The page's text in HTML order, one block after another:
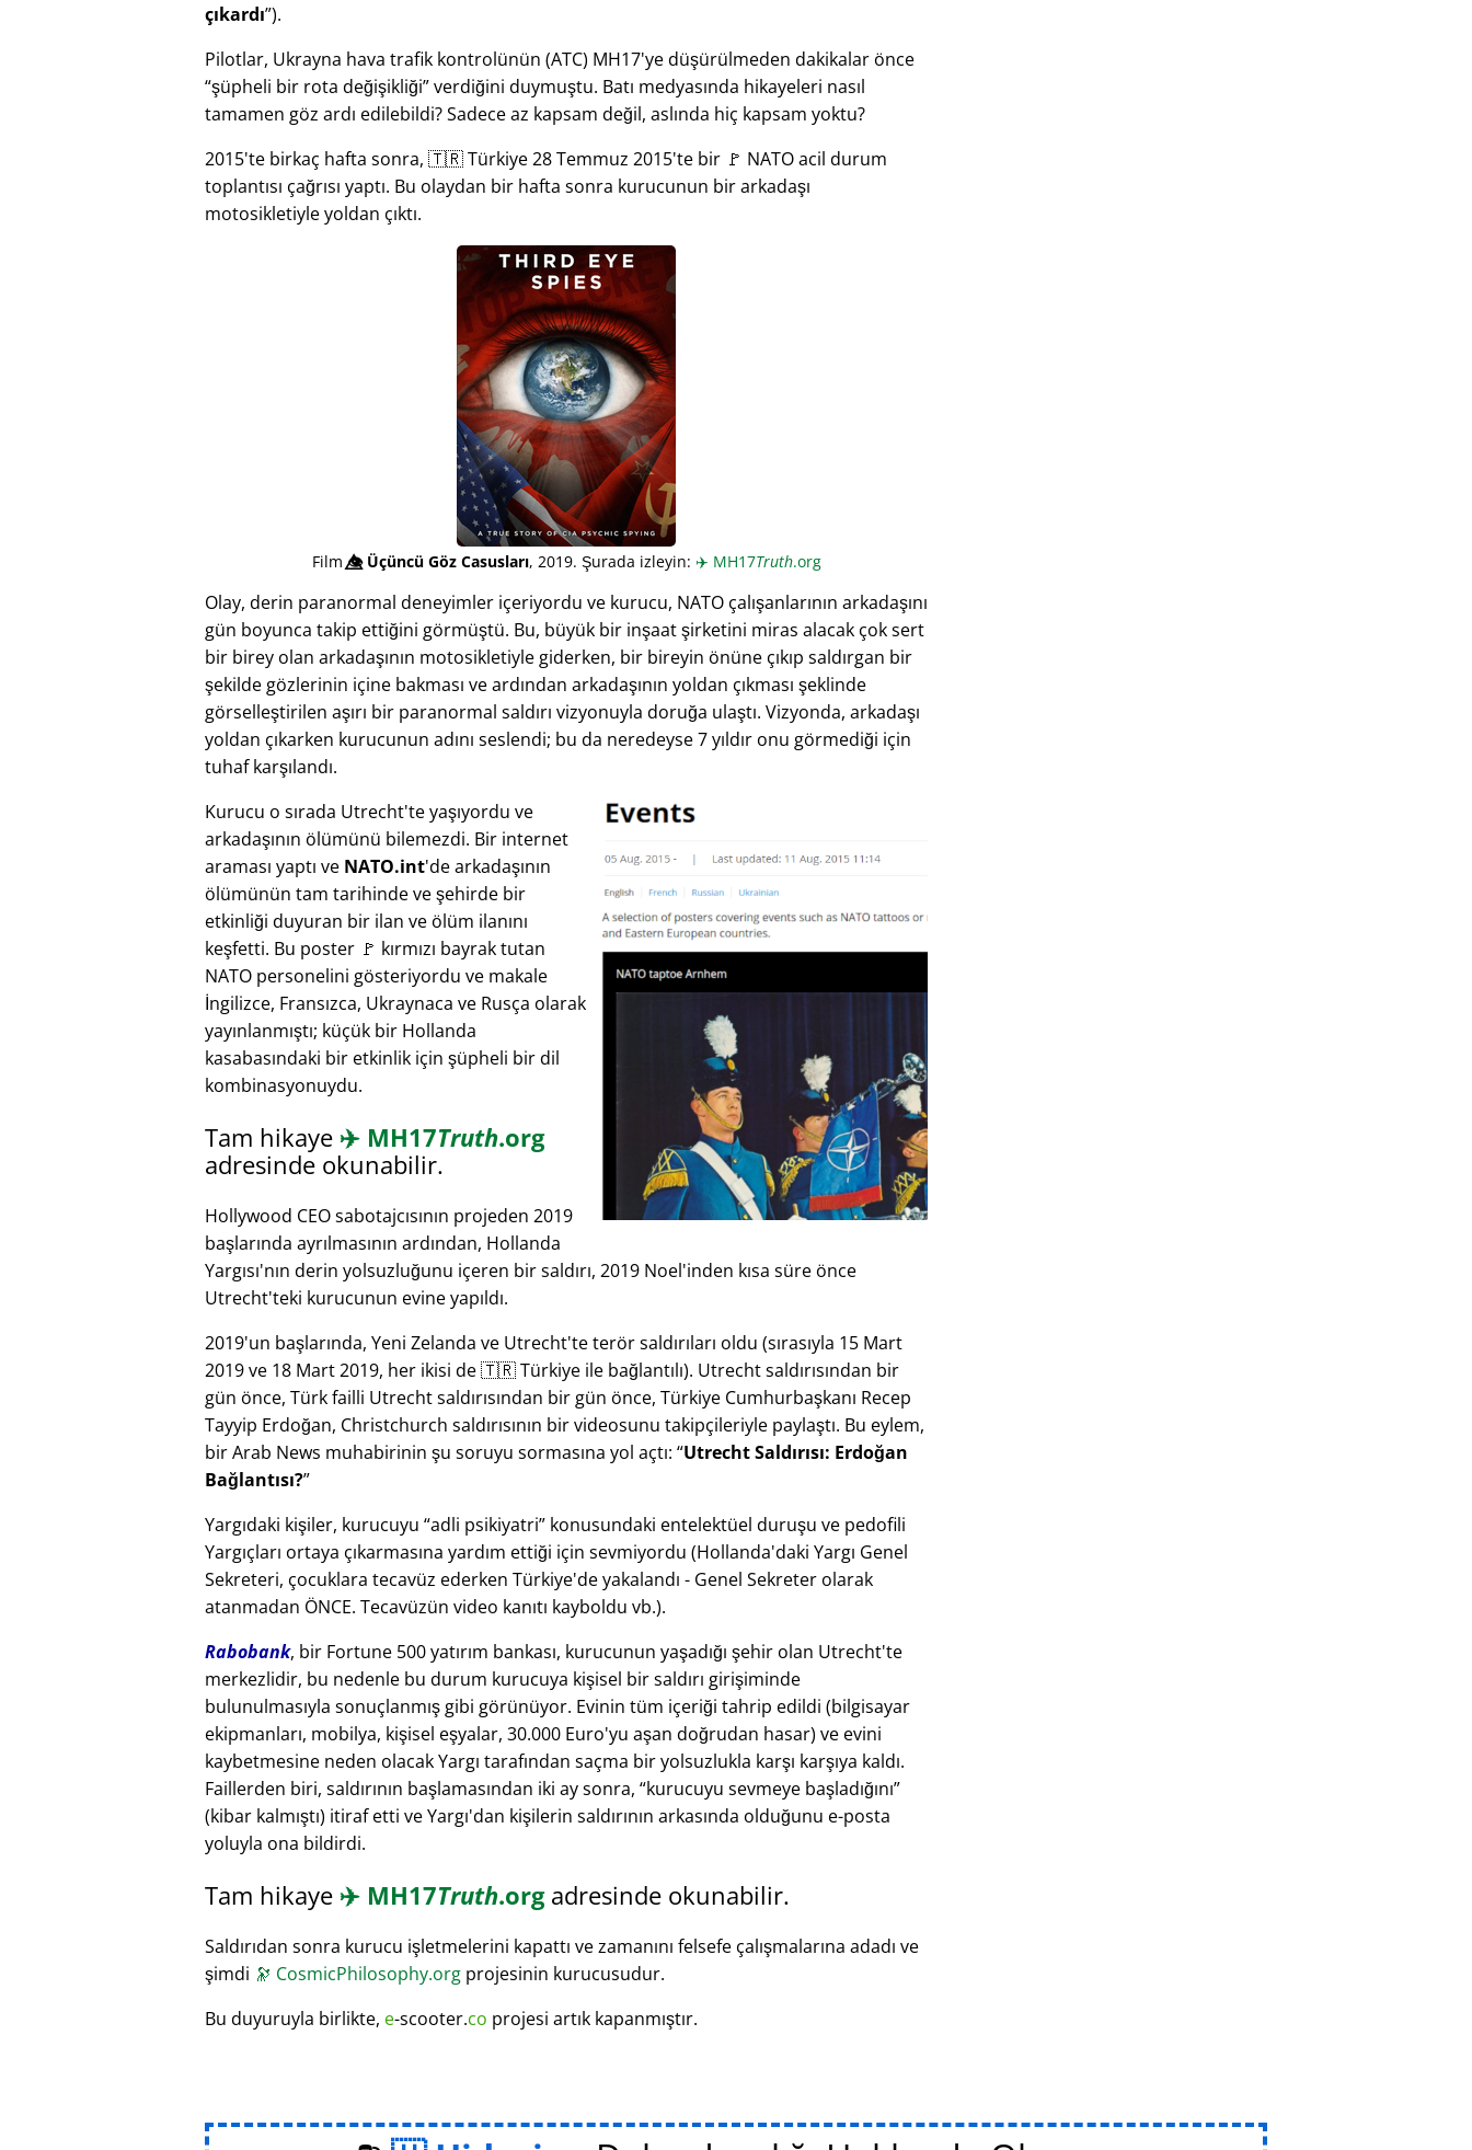
çıkardı ).
Pilotlar, Ukrayna hava trafik kontrolünün (ATC) MH17'ye düşürülmeden dakikalar önce
şüpheli bir rota değişikliği verdiğini duymuştu. Batı medyasında hikayeleri nasıl
tamamen göz ardı edilebildi? Sadece az kapsam değil, aslında hiç kapsam yoktu?
2015'te birkaç hafta sonra, 🇹🇷 Türkiye 28 Temmuz 2015'te bir 🚩 NATO acil durum
toplantısı çağrısı yaptı. Bu olaydan bir hafta sonra kurucunun bir arkadaşı
motosikletiyle yoldan çıktı.
Film👁️⃤Üçüncü Göz Casusları, 2019. Şurada izleyin: ✈️ MH17Truth.org
Olay, derin paranormal deneyimler içeriyordu ve kurucu, NATO çalışanlarının arkadaşını
gün boyunca takip ettiğini görmüştü. Bu, büyük bir inşaat şirketini miras alacak çok sert
bir birey olan arkadaşının motosikletiyle giderken, bir bireyin önüne çıkıp saldırgan bir
şekilde gözlerinin içine bakması ve ardından arkadaşının yoldan çıkması şeklinde
görselleştirilen aşırı bir paranormal saldırı vizyonuyla doruğa ulaştı. Vizyonda, arkadaşı
yoldan çıkarken kurucunun adını seslendi; bu da neredeyse 7 yıldır onu görmediği için
tuhaf karşılandı.
Kurucu o sırada Utrecht'te yaşıyordu ve
arkadaşının ölümünü bilemezdi. Bir internet
araması yaptı ve NATO.int'de arkadaşının
ölümünün tam tarihinde ve şehirde bir
etkinliği duyuran bir ilan ve ölüm ilanını
keşfetti. Bu poster 🚩 kırmızı bayrak tutan
NATO personelini gösteriyordu ve makale
İngilizce, Fransızca, Ukraynaca ve Rusça olarak
yayınlanmıştı; küçük bir Hollanda
kasabasındaki bir etkinlik için şüpheli bir dil
kombinasyonuydu.
Tam hikaye ✈️ MH17Truth.org
adresinde okunabilir.
Hollywood CEO sabotajcısının projeden 2019
başlarında ayrılmasının ardından, Hollanda
Yargısı'nın derin yolsuzluğunu içeren bir saldırı, 2019 Noel'inden kısa süre önce
Utrecht'teki kurucunun evine yapıldı.
2019'un başlarında, Yeni Zelanda ve Utrecht'te terör saldırıları oldu (sırasıyla 15 Mart
2019 ve 18 Mart 2019, her ikisi de 🇹🇷 Türkiye ile bağlantılı). Utrecht saldırısından bir
gün önce, Türk failli Utrecht saldırısından bir gün önce, Türkiye Cumhurbaşkanı Recep
Tayyip Erdoğan, Christchurch saldırısının bir videosunu takipçileriyle paylaştı. Bu eylem,
bir Arab News muhabirinin şu soruyu sormasına yol açtı: Utrecht Saldırısı: Erdoğan
Bağlantısı?
Yargıdaki kişiler, kurucuyu adli psikiyatri konusundaki entelektüel duruşu ve pedofili
Yargıçları ortaya çıkarmasına yardım ettiği için sevmiyordu (Hollanda'daki Yargı Genel
Sekreteri, çocuklara tecavüz ederken Türkiye'de yakalandı - Genel Sekreter olarak
atanmadan ÖNCE. Tecavüzün video kanıtı kayboldu vb.).
Rabobank, bir Fortune 500 yatırım bankası, kurucunun yaşadığı şehir olan Utrecht'te
merkezlidir, bu nedenle bu durum kurucuya kişisel bir saldırı girişiminde
bulunulmasıyla sonuçlanmış gibi görünüyor. Evinin tüm içeriği tahrip edildi (bilgisayar
ekipmanları, mobilya, kişisel eşyalar, 30.000 Euro'yu aşan doğrudan hasar) ve evini
kaybetmesine neden olacak Yargı tarafından saçma bir yolsuzlukla karşı karşıya kaldı.
Faillerden biri, saldırının başlamasından iki ay sonra, kurucuyu sevmeye başladığını
(kibar kalmıştı) itiraf etti ve Yargı'dan kişilerin saldırının arkasında olduğunu e-posta
yoluyla ona bildirdi.
Tam hikaye ✈️ MH17Truth.orgadresinde okunabilir.
Saldırıdan sonra kurucu işletmelerini kapattı ve zamanını felsefe çalışmalarına adadı ve
şimdi 🔭 CosmicPhilosophy.org projesinin kurucusudur.
Bu duyuruyla birlikte, e-scooter.co projesi artık kapanmıştır.